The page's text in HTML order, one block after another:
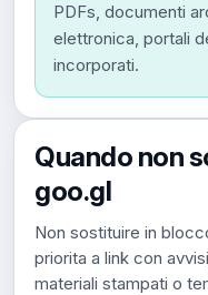
PDFs, documenti
elettronica, portali
incorporati.
Quando non
goo.gl
Non sostituire in
priorita a link con
materiali stampati o